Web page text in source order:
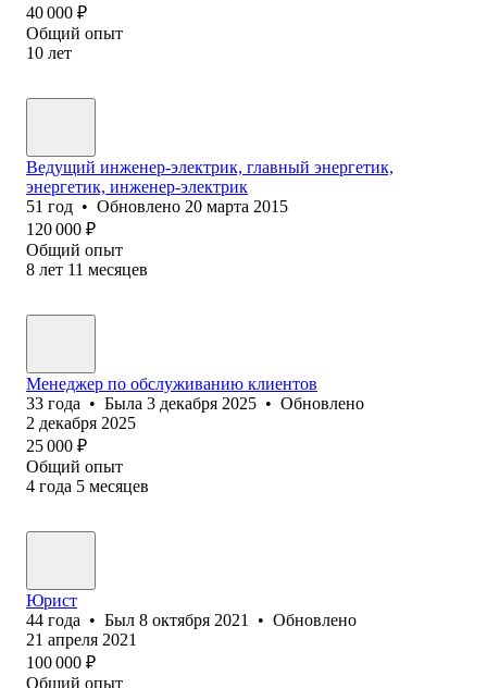
40 000 ₽
Общий опыт
10 лет
Ведущий инженер-электрик, главный энергетик,
энергетик, инженер-электрик
51 год • Обновлено 20 марта 2015
120 000 ₽
Общий опыт
8 лет 11 месяцев
Менеджер по обслуживанию клиентов
33 года • Была 3 декабря 2025 • Обновлено
2 декабря 2025
25 000 ₽
Общий опыт
4 года 5 месяцев
Юрист
44 года • Был 8 октября 2021 • Обновлено
21 апреля 2021
100 000 ₽
Общий опыт